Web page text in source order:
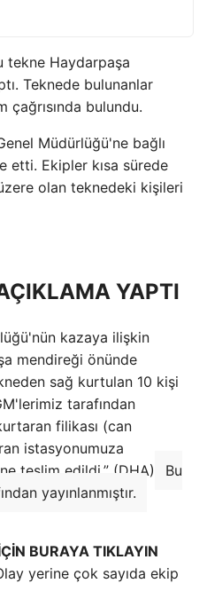
tekne Haydarpaşa
Teknede bulunanlar
çağrısında bulundu.
Müdürlüğü'ne bağlı
etti. Ekipler kısa sürede
olan teknedeki kişileri
YAPTI
kazaya ilişkin
mendireği önünde
sağ kurtulan 10 kişi
tarafından
filikası (can
istasyonumuza
teslim edildi.” (DHA)
Bu
yayınlanmıştır.
BURAYA TIKLAYIN